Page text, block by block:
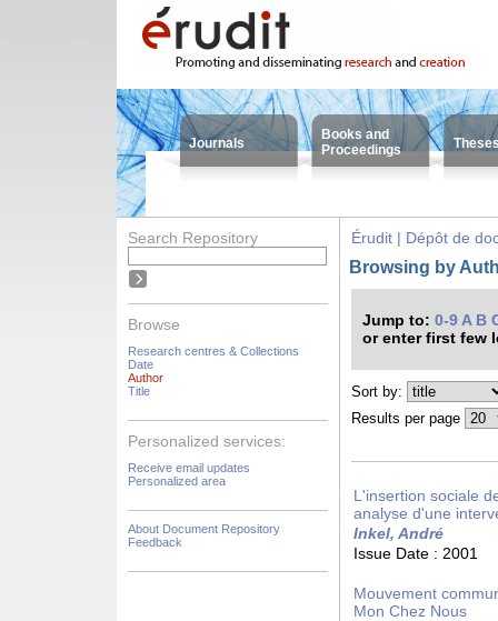
Journals
Books and
Proceedings
Search Repository
Browse
Research centres & Collections
Date
Author
Title
Personalized services:
Receive email updates
Personalized area
About Document Repository
Feedback
Érudit | Dépôt de
Browsing by
Jump to: 0-9 A B
or enter first few
Sort by:
Results per page
L'insertion sociale
analyse d'une
Inkel, André
Issue Date : 2001
Mouvement
Mon Chez Nous